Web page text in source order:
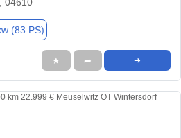
04610
(83 PS)
★ ➦ ➜